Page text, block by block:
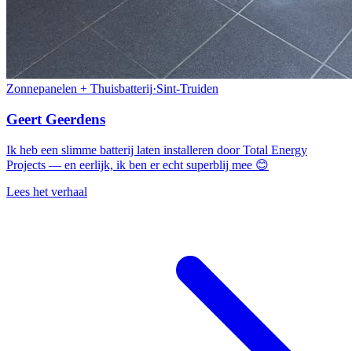
Zonnepanelen + Thuisbatterij·Sint-Truiden
Geert Geerdens
Ik heb een slimme batterij laten installeren door Total Energy
Projects — en eerlijk, ik ben er echt superblij mee 😊
Lees het verhaal